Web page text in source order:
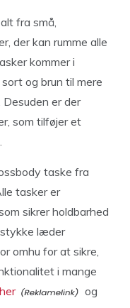
fra små,
der kan rumme alle
kommer i
og brun til mere
er der
som tilføjer et
taske fra
tasker er
sikrer holdbarhed
læder
omhu for at sikre,
i mange
og